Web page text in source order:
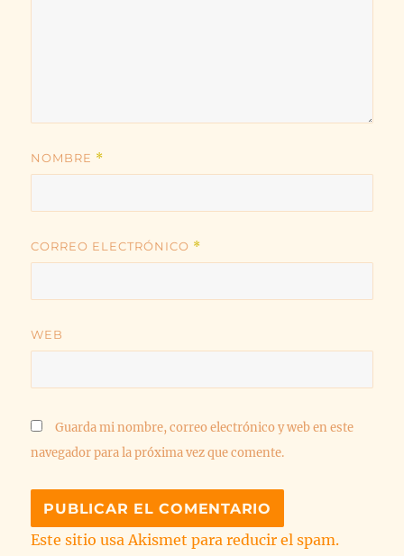
NOMBRE *
CORREO ELECTRÓNICO *
WEB
Guarda mi nombre, correo electrónico y web en este
navegador para la próxima vez que comente.
Este sitio usa Akismet para reducir el spam.